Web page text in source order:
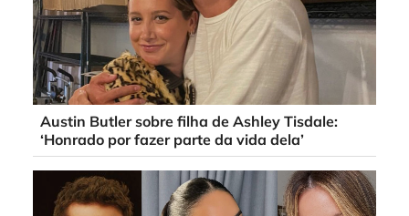
Austin Butler sobre filha de Ashley Tisdale:
‘Honrado por fazer parte da vida dela’